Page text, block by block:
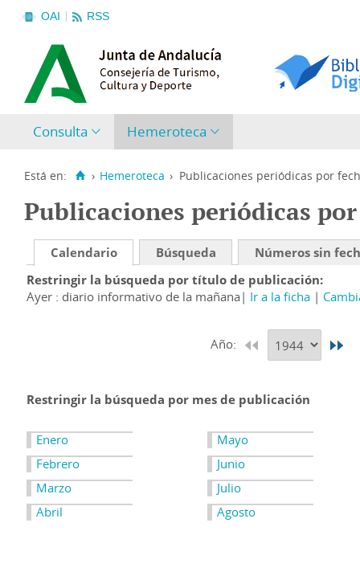
OAI RSS
Consulta Hemeroteca
Está en: › Hemeroteca › Publicaciones periódicas por
Publicaciones periódicas
Calendario Búsqueda
Números sin
Restringir la búsqueda por título de publicación
Ayer : diario informativo de la mañana
Ir a la ficha
Año:
Restringir la búsqueda por mes de publicación
Enero
Febrero
Marzo
Abril
Mayo
Junio
Julio
Agosto